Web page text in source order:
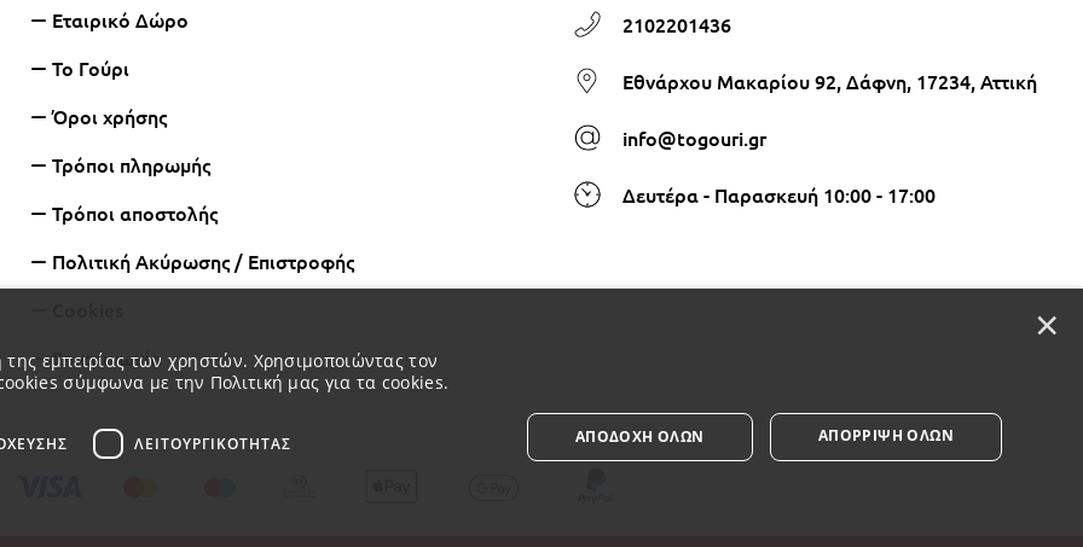
Εταιρικό Δώρο
Το Γούρι
Όροι χρήσης
Τρόποι πληρωμής
Τρόποι αποστολής
Πολιτική Ακύρωσης / Επιστροφής
Επικοινωνία
2102201436
Εθνάρχου Μακαρίου 92, Δάφνη, 17234, Αττική
info@togouri.gr
Δευτέρα - Παρασκευή 10:00 - 17:00
×
εμπειρίας των χρηστών. Χρησιμοποιώντας τον
σύμφωνα με την Πολιτική μας για τα cookies.
ΛΕΙΤΟΥΡΓΙΚΌΤΗΤΑΣ ΑΠΟΔΟΧΉ ΌΛΩΝ ΑΠΌΡΡΙΨΗ ΌΛΩΝ